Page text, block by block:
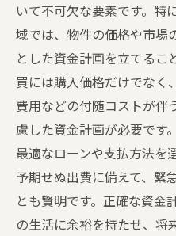
いて不可欠な要素です。特
域では、物件の価格や市場
とした資金計画を立てるこ
買には購入価格だけでなく
費用などの付随コストが伴
慮した資金計画が必要です
最適なローンや支払方法を
予期せぬ出費に備えて、緊
とも賢明です。正確な資金
の生活に余裕を持たせ、将